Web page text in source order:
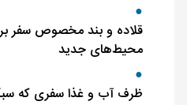
قلاده و بند مخصوص سفر
محیط‌های جدید
ظرف آب و غذا سفری که